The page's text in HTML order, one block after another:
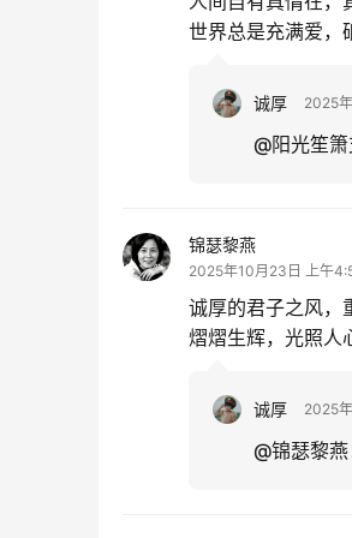
世界总是充满爱，
诚厚 2025
@阳光笙
锦瑟黎燕
2025年10月23日 上午
诚厚的君子之风，
熠熠生辉，光照人
诚厚 2025
@锦瑟黎燕